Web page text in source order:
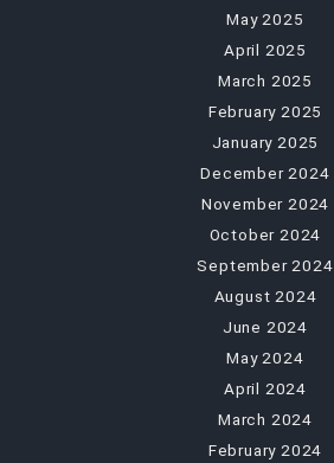
May 2025
April 2025
March 2025
February 2025
January 2025
December 2024
November 2024
October 2024
September 2024
August 2024
June 2024
May 2024
April 2024
March 2024
February 2024